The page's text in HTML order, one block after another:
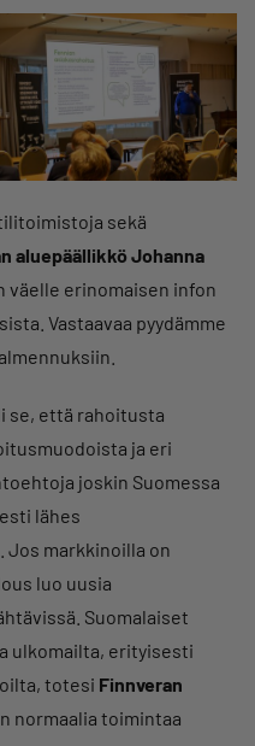
sekä
aluepäällikkö Johanna
väelle erinomaisen infon
Vastaavaa pyydämme
se, että rahoitusta
ja eri
joskin Suomessa
lähes
markkinoilla on
luo uusia
Suomalaiset
ulkomailta, erityisesti
totesi Finnveran
normaalia toimintaa